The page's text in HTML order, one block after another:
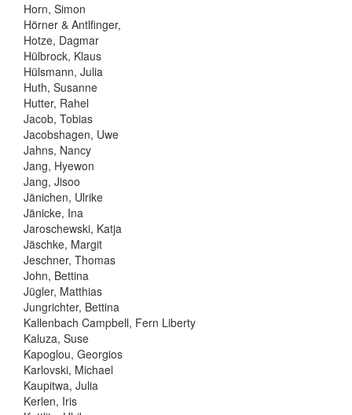
Horn, Simon
Hörner & Antlfinger,
Hotze, Dagmar
Hülbrock, Klaus
Hülsmann, Julia
Huth, Susanne
Hutter, Rahel
Jacob, Tobias
Jacobshagen, Uwe
Jahns, Nancy
Jang, Hyewon
Jang, Jisoo
Jänichen, Ulrike
Jänicke, Ina
Jaroschewski, Katja
Jäschke, Margit
Jeschner, Thomas
John, Bettina
Jügler, Matthias
Jungrichter, Bettina
Kallenbach Campbell, Fern Liberty
Kaluza, Suse
Kapoglou, Georgios
Karlovski, Michael
Kaupitwa, Julia
Kerlen, Iris